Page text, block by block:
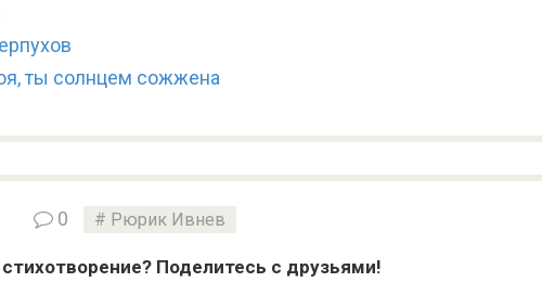
ты солнцем сожжена
0 Рюрик Ивнев
Поделитесь с друзьями!